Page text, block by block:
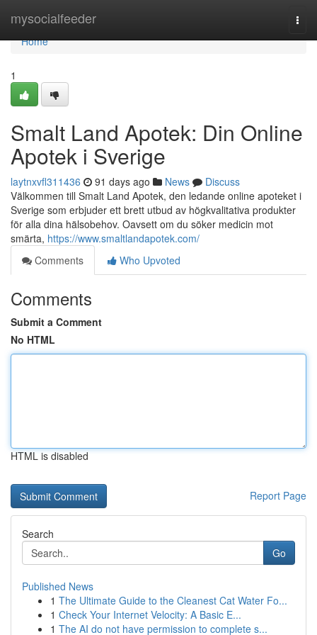
mysocialfeeder
Home
Home
1
Smalt Land Apotek: Din Online
Apotek i Sverige
laytnxvfl311436 91 days ago News
Discuss
Välkommen till Smalt Land Apotek, den ledande online apoteket i
Sverige som erbjuder ett brett utbud av högkvalitativa produkter
för alla dina hälsobehov. Oavsett om du söker medicin mot
smärta, https://www.smaltlandapotek.com/
Comments
Who Upvoted
Comments
Submit a Comment
No HTML
HTML is disabled
Report Page
Search
Go
Published News
1 The Ultimate Guide to the Cleanest Cat Water Fo...
1 Check Your Internet Velocity: A Basic E...
1 The AI do not have permission to complete s...